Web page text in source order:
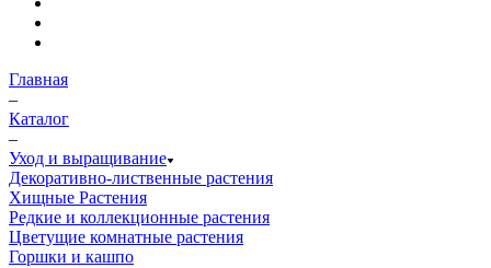
Главная
–
Каталог
–
Уход и выращивание
Декоративно-лиственные растения
Хищные Растения
Редкие и коллекционные растения
Цветущие комнатные растения
Горшки и кашпо